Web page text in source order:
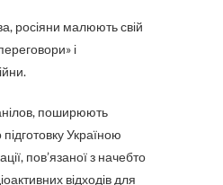
росіяни малюють свій
і
поширюють
Україною
пов’язаної з начебто
відходів для